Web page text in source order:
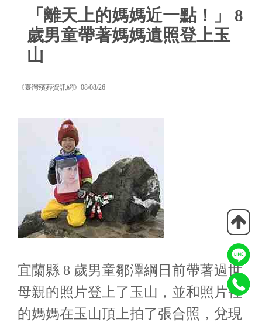
「離天上的媽媽近一點！」 8
歲男童帶著媽媽遺照登上玉
山
《臺灣殯葬資訊網》08/08/26
宜蘭縣 8 歲男童鄒澤綱日前帶著過世
母親的照片登上了玉山，並和照片裡
的媽媽在玉山頂上拍了張合照，兌現